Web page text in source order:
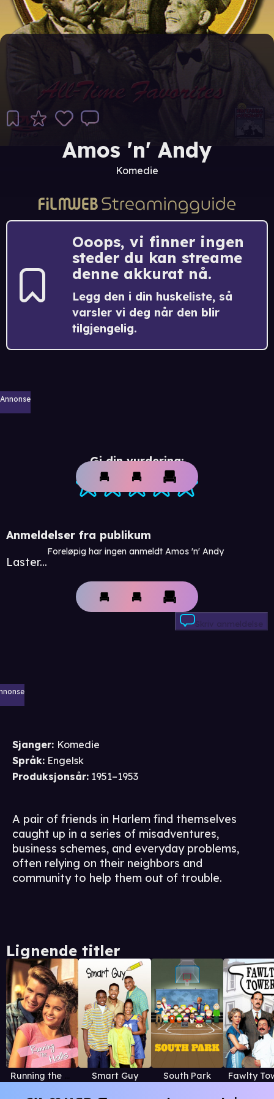
Amos 'n' Andy
Komedie
Ooops, vi finner ingen
steder du kan streame
denne akkurat nå.
Legg den i din huskeliste, så
varsler vi deg når den blir
tilgjengelig.
Annonse
Gi din vurdering:
Anmeldelser fra publikum
Laster...
Foreløpig har ingen anmeldt Amos 'n' Andy
Skriv anmeldelse
Sjanger: Komedie
Språk: Engelsk
Produksjonsår: 1951–1953
A pair of friends in Harlem find themselves
caught up in a series of misadventures,
business schemes, and everyday problems,
often relying on their neighbors and
community to help them out of trouble.
Lignende titler
Running the Halls Smart Guy South Park Fawlty